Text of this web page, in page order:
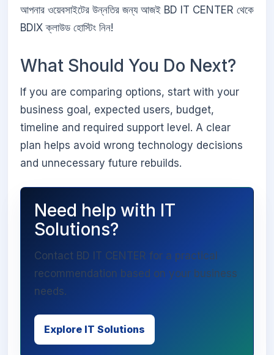
আপনার ওয়েবসাইটের উন্নতির জন্য আজই BD IT CENTER থেকে
BDIX ক্লাউড হোস্টিং নিন!
What Should You Do Next?
If you are comparing options, start with your
business goal, expected users, budget,
timeline and required support level. A clear
plan helps avoid wrong technology decisions
and unnecessary future rebuilds.
Need help with IT
Solutions?
Contact BD IT CENTER for a practical
recommendation based on your business
needs.
Explore IT Solutions